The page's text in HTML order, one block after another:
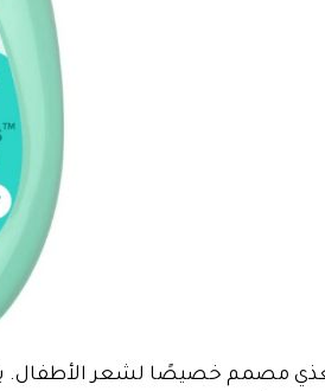
مصمم خصيصًا لشعر الأطفال.